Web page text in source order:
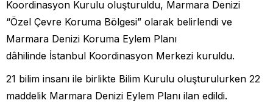
Koordinasyon Kurulu oluşturuldu, Marmara Denizi
“Özel Çevre Koruma Bölgesi” olarak belirlendi ve
Marmara Denizi Koruma Eylem Planı
dâhilinde İstanbul Koordinasyon Merkezi kuruldu.
21 bilim insanı ile birlikte Bilim Kurulu oluşturulurken 22
maddelik Marmara Denizi Eylem Planı ilan edildi.